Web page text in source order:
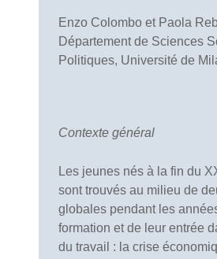
Enzo Colombo et Paola
Département de Sciences
Politiques, Université de
Contexte général
Les jeunes nés à la fin du
sont trouvés au milieu de
globales pendant les
formation et de leur entrée
du travail : la crise